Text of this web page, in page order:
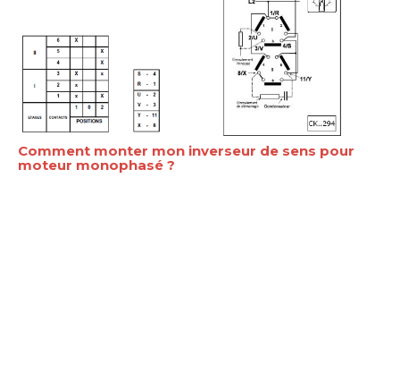
Comment monter mon inverseur de sens pour
moteur monophasé ?